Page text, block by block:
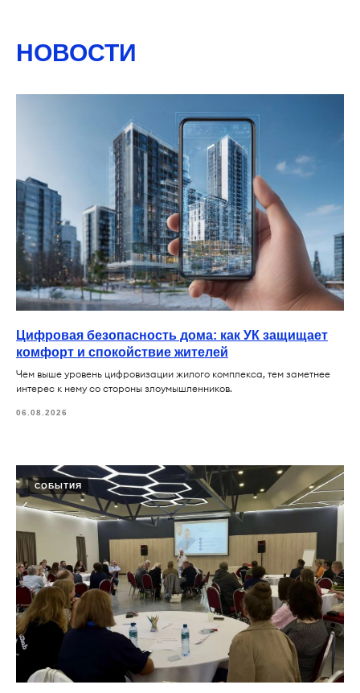
НОВОСТИ
Цифровая безопасность дома: как УК защищает
комфорт и спокойствие жителей
Чем выше уровень цифровизации жилого комплекса, тем заметнее
интерес к нему со стороны злоумышленников.
06.08.2026
СОБЫТИЯ